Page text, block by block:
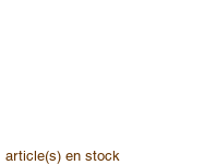
article(s) en stock